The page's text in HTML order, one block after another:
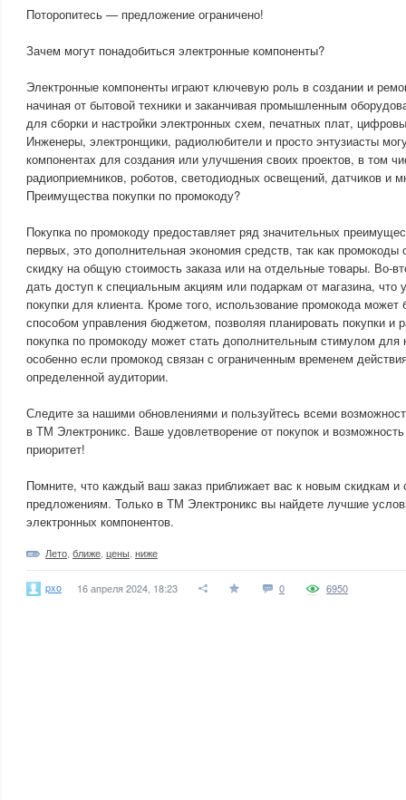
Поторопитесь — предложение ограничено!
Зачем могут понадобиться электронные компоненты?
Электронные компоненты играют ключевую роль в создании и
начиная от бытовой техники и заканчивая промышленным
для сборки и настройки электронных схем, печатных плат,
Инженеры, электронщики, радиолюбители и просто энтузиасты
компонентах для создания или улучшения своих проектов, в том
радиоприемников, роботов, светодиодных освещений, датчиков и
Преимущества покупки по промокоду?
Покупка по промокоду предоставляет ряд значительных
первых, это дополнительная экономия средств, так как
скидку на общую стоимость заказа или на отдельные товары. Во-
дать доступ к специальным акциям или подаркам от магазина, что
покупки для клиента. Кроме того, использование промокода
способом управления бюджетом, позволяя планировать покупки и
покупка по промокоду может стать дополнительным стимулом для
особенно если промокод связан с ограниченным временем
определенной аудитории.
Следите за нашими обновлениями и пользуйтесь всеми
в ТМ Электроникс. Ваше удовлетворение от покупок и
приоритет!
Помните, что каждый ваш заказ приближает вас к новым скидкам и
предложениям. Только в ТМ Электроникс вы найдете лучшие
электронных компонентов.
Лето ближе цены ниже
pxo 16 апреля 2024, 18:23 0 6950